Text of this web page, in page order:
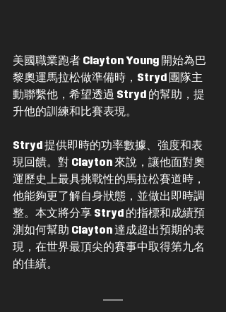
美國職業跑者 Clayton Young 開始為巴
黎奧運馬拉松做準備時，Stryd 團隊主
動聯繫他，希望透過 Stryd 的幫助，提
升他的訓練和比賽表現。
Stryd 提供即時的功率數據、強度和表
現回饋。對 Clayton 來說，讓他面對奧
運歷史上最具挑戰性的馬拉松賽道時，
他能夠更了解自身狀態 ，並做出即時調
整。 本文將分享 Stryd 的指標和成績預
測如何幫助 Clayton 達成超出預期的表
現，在世界最頂尖的賽事中取得第九名
的佳績。